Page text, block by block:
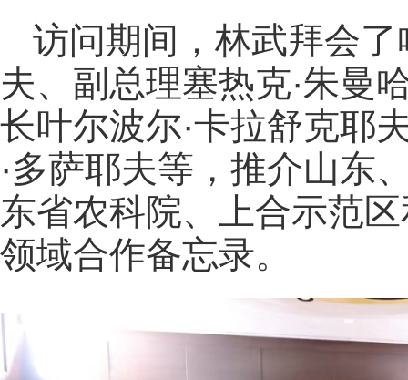
访问期间，林武拜会
夫、副总理塞热克·朱曼
长叶尔波尔·卡拉舒克耶
·多萨耶夫等，推介山东
东省农科院、上合示范
领域合作备忘录。